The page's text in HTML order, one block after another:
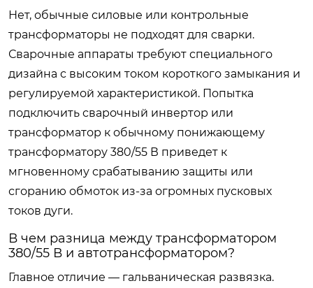
Нет, обычные силовые или контрольные
трансформаторы не подходят для сварки.
Сварочные аппараты требуют специального
дизайна с высоким током короткого замыкания и
регулируемой характеристикой. Попытка
подключить сварочный инвертор или
трансформатор к обычному понижающему
трансформатору 380/55 В приведет к
мгновенному срабатыванию защиты или
сгоранию обмоток из-за огромных пусковых
токов дуги.
В чем разница между трансформатором
380/55 В и автотрансформатором?
Главное отличие — гальваническая развязка.